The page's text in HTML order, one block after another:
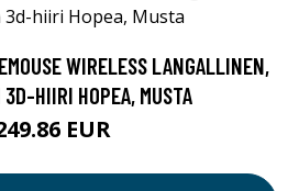
WIRELESS LANGALLINEN,
HIIRI HOPEA, MUSTA
EUR